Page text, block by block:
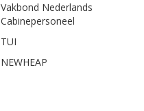
Vakbond Nederlands
Cabinepersoneel
TUI
NEWHEAP